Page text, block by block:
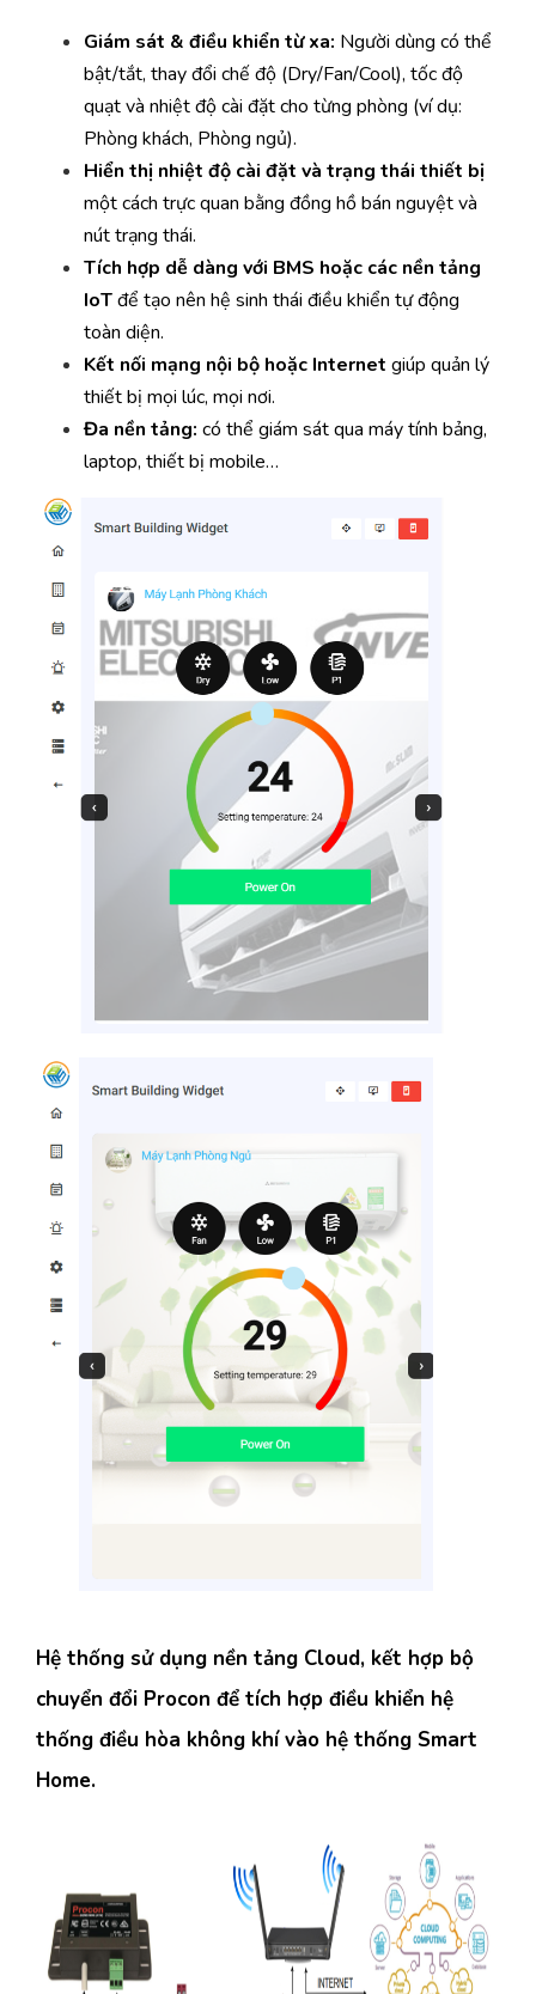
Giám sát & điều khiển từ xa: Người dùng có thể
bật/tắt, thay đổi chế độ (Dry/Fan/Cool), tốc độ
quạt và nhiệt độ cài đặt cho từng phòng (ví dụ:
Phòng khách, Phòng ngủ).
Hiển thị nhiệt độ cài đặt và trạng thái thiết bị
một cách trực quan bằng đồng hồ bán nguyệt và
nút trạng thái.
Tích hợp dễ dàng với BMS hoặc các nền tảng
IoTđể tạo nên hệ sinh thái điều khiển tự động
toàn diện.
Kết nối mạng nội bộ hoặc Internet giúp quản lý
thiết bị mọi lúc, mọi nơi.
Đa nền tảng: có thể giám sát qua máy tính bảng,
laptop, thiết bị mobile…
Hệ thống sử dụng nền tảng Cloud, kết hợp bộ
chuyển đổi Procon để tích hợp điều khiển hệ
thống điều hòa không khí vào hệ thống Smart
Home.